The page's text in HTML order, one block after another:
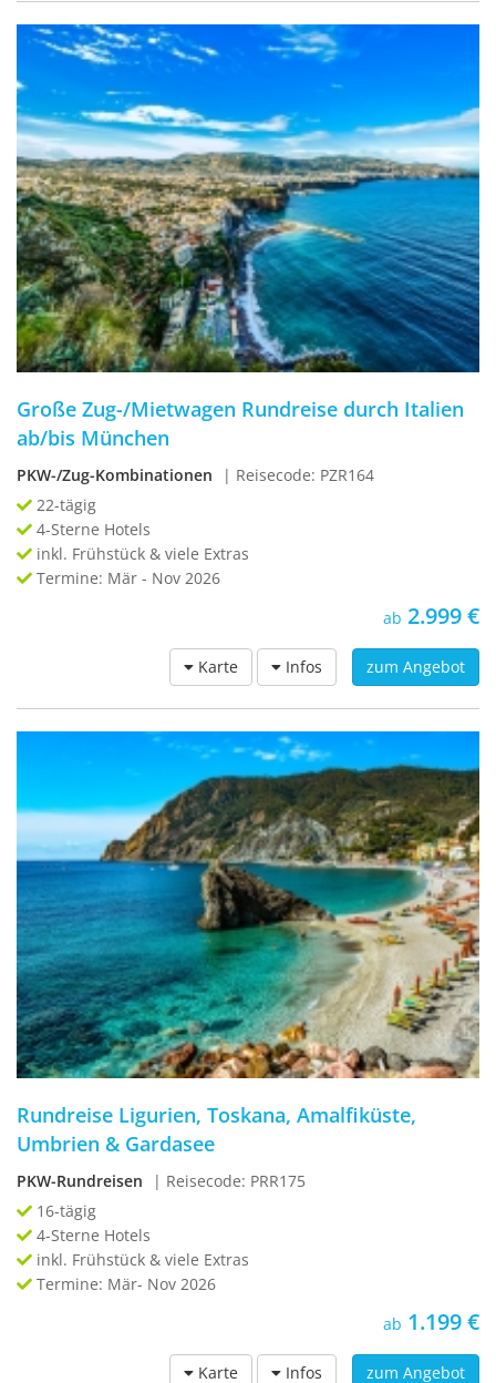
Große Zug-/Mietwagen Rundreise durch Italien
ab/bis München
PKW-/Zug-Kombinationen
| Reisecode: PZR164
22-tägig
4-Sterne Hotels
inkl. Frühstück & viele Extras
Termine: Mär - Nov 2026
ab 2.999 €
Karte Infos zum Angebot
Rundreise Ligurien, Toskana, Amalfiküste,
Umbrien & Gardasee
PKW-Rundreisen
| Reisecode: PRR175
16-tägig
4-Sterne Hotels
inkl. Frühstück & viele Extras
Termine: Mär- Nov 2026
ab 1.199 €
Karte Infos zum Angebot